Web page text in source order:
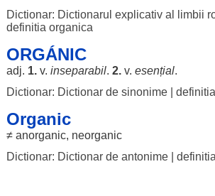
Dictionar: Dictionarul explicativ al limbii
definitia organica
ORGÁNIC
adj. 1.v. inseparabil. 2.v. esențial.
Dictionar: Dictionar de sinonime|
Organic
≠ anorganic, neorganic
Dictionar: Dictionar de antonime|